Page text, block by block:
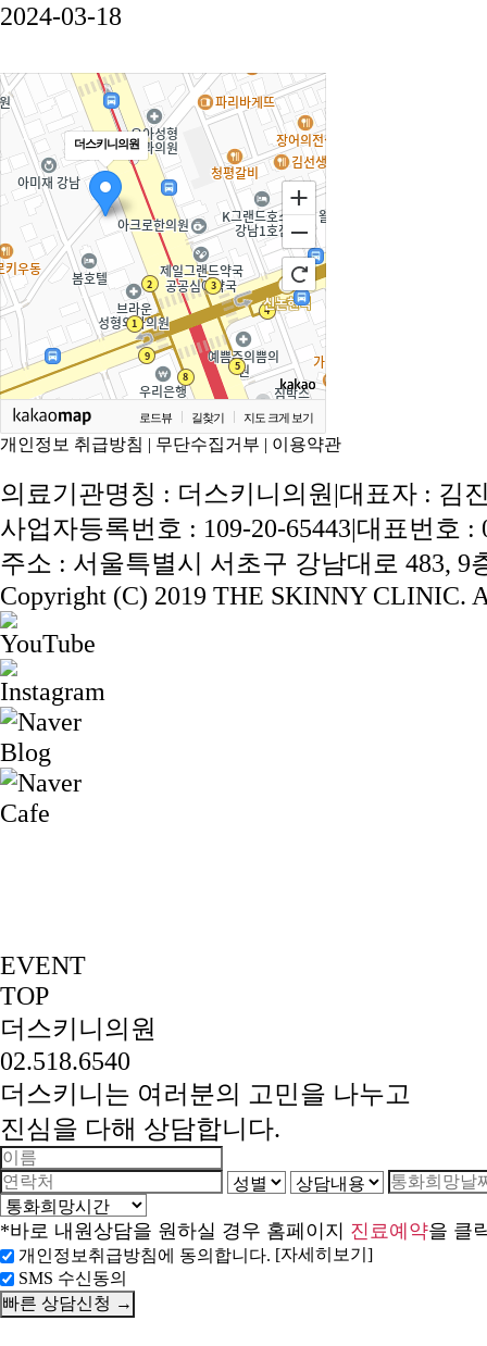
2024-03-18
더스키니의원
로드뷰 길찾기 지도 크게 보기
개인정보 취급방침 | 무단수집거부 | 이용약관
의료기관명칭 : 더스키니의원|대표자 : 김
사업자등록번호 : 109-20-65443|대표번호 :
주소 : 서울특별시 서초구 강남대로 483, 9
Copyright (C) 2019 THE SKINNY CLINIC.
EVENT
TOP
더스키니의원
02.518.6540
더스키니는 여러분의 고민을 나누고
진심을 다해 상담합니다.
*바로 내원상담을 원하실 경우 홈페이지 진료예약을 클
개인정보취급방침에 동의합니다. [자세히보기]
SMS 수신동의